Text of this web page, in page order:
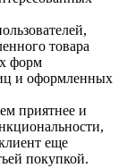
товара
форм
и оформленных
приятнее и
еще
покупкой.